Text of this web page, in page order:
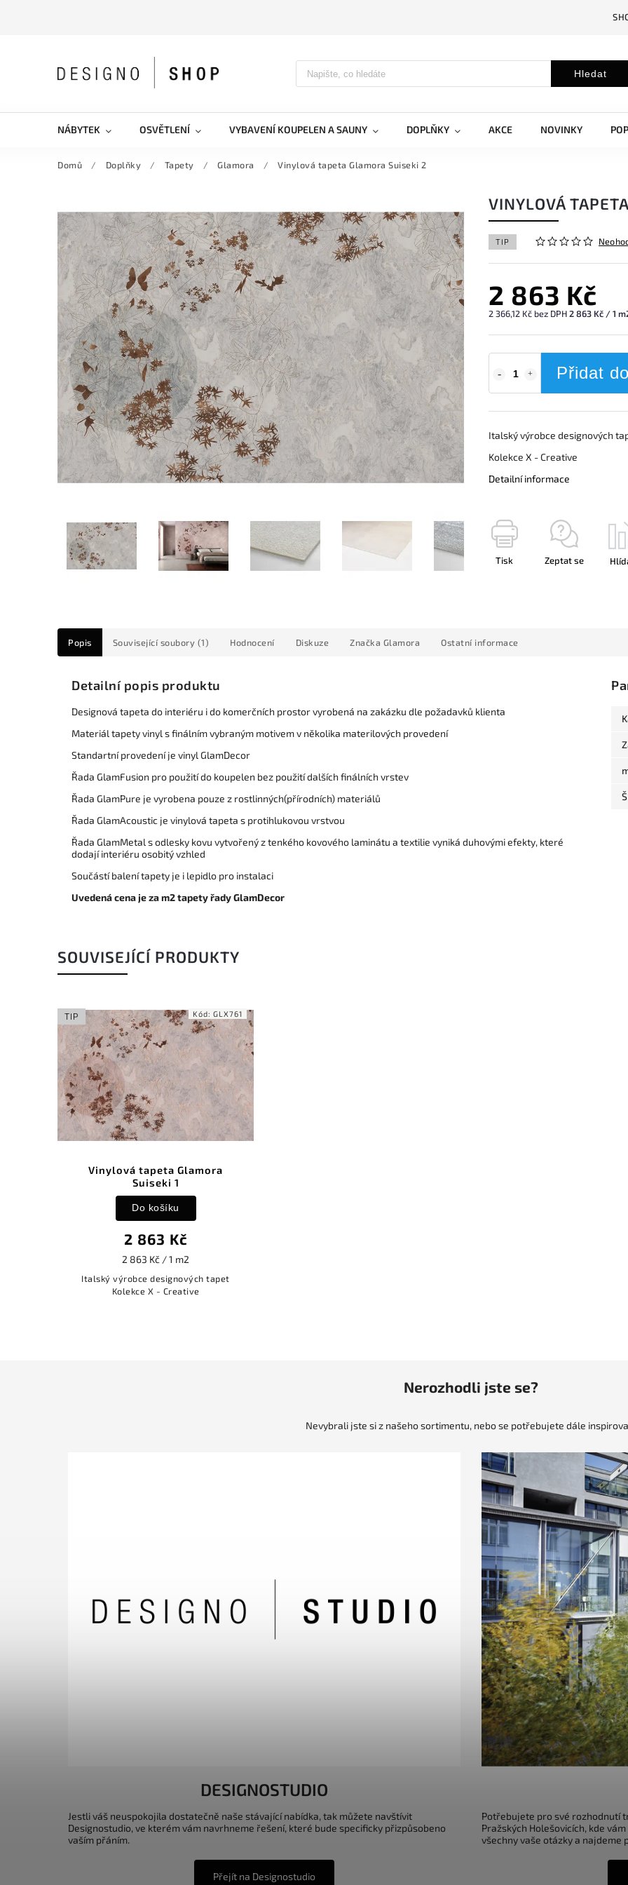
Hledat
NÁBYTEK OSVĚTLENÍ VYBAVENÍ KOUPELEN A SAUNY DOPLŇKY AKCE NOVINKY
Domů / Doplňky / Tapety / Glamora / Vinylová tapeta Glamora Suiseki 2
VINYLOVÁ
TIP
2 863 Kč
2 366,12 Kč bez DPH2 863 Kč / 1
Přidat
Italský výrobce designových
Kolekce X - Creative
Detailní informace
Tisk Zeptat se
Popis Související soubory (1) Hodnocení Diskuze Značka Glamora Ostatní informace
Detailní popis produktu
Designová tapeta do interiéru i do komerčních prostor vyrobená na zakázku dle požadavků klienta
Materiál tapety vinyl s finálním vybraným motivem v několika materilových provedení
Standartní provedení je vinyl GlamDecor
Řada GlamFusion pro použití do koupelen bez použití dalších finálních vrstev
Řada GlamPure je vyrobena pouze z rostlinných(přírodních) materiálů
Řada GlamAcoustic je vinylová tapeta s protihlukovou vrstvou
Řada GlamMetal s odlesky kovu vytvořený z tenkého kovového laminátu a textilie vyniká duhovými efekty, které
dodají interiéru osobitý vzhled
Součástí balení tapety je i lepidlo pro instalaci
Uvedená cena je za m2 tapety řady GlamDecor
SOUVISEJÍCÍ PRODUKTY
TIP
Vinylová tapeta Glamora
Suiseki 1
2 863 Kč
2 863 Kč / 1 m2
Do košíku
Italský výrobce designových tapet
Kolekce X - Creative
Kód: GLX761
Nerozhodli jste se?
Nevybrali jste si z našeho sortimentu, nebo se potřebujete dále
DESIGNOSTUDIO
Jestli váš neuspokojila dostatečně naše stávající nabídka, tak můžete navštívit
Designostudio, ve kterém vám navrhneme řešení, které bude specificky přizpůsobeno
vaším přáním.
Přejít na Designostudio
Potřebujete pro své rozhodnutí
Pražských Holešovicích, kde
všechny vaše otázky a najdeme